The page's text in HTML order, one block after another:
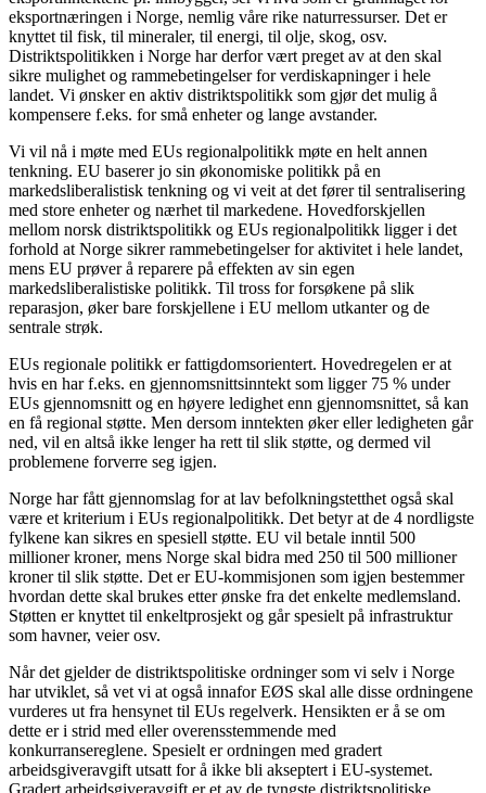
eksportnæringen i Norge, nemlig våre rike naturressurser. Det er
knyttet til fisk, til mineraler, til energi, til olje, skog, osv.
Distriktspolitikken i Norge har derfor vært preget av at den skal
sikre mulighet og rammebetingelser for verdiskapninger i hele
landet. Vi ønsker en aktiv distriktspolitikk som gjør det mulig å
kompensere f.eks. for små enheter og lange avstander.
Vi vil nå i møte med EUs regionalpolitikk møte en helt annen
tenkning. EU baserer jo sin økonomiske politikk på en
markedsliberalistisk tenkning og vi veit at det fører til sentralisering
med store enheter og nærhet til markedene. Hovedforskjellen
mellom norsk distriktspolitikk og EUs regionalpolitikk ligger i det
forhold at Norge sikrer rammebetingelser for aktivitet i hele landet,
mens EU prøver å reparere på effekten av sin egen
markedsliberalistiske politikk. Til tross for forsøkene på slik
reparasjon, øker bare forskjellene i EU mellom utkanter og de
sentrale strøk.
EUs regionale politikk er fattigdomsorientert. Hovedregelen er at
hvis en har f.eks. en gjennomsnittsinntekt som ligger 75 % under
EUs gjennomsnitt og en høyere ledighet enn gjennomsnittet, så kan
en få regional støtte. Men dersom inntekten øker eller ledigheten går
ned, vil en altså ikke lenger ha rett til slik støtte, og dermed vil
problemene forverre seg igjen.
Norge har fått gjennomslag for at lav befolkningstetthet også skal
være et kriterium i EUs regionalpolitikk. Det betyr at de 4 nordligste
fylkene kan sikres en spesiell støtte. EU vil betale inntil 500
millioner kroner, mens Norge skal bidra med 250 til 500 millioner
kroner til slik støtte. Det er EU-kommisjonen som igjen bestemmer
hvordan dette skal brukes etter ønske fra det enkelte medlemsland.
Støtten er knyttet til enkeltprosjekt og går spesielt på infrastruktur
som havner, veier osv.
Når det gjelder de distriktspolitiske ordninger som vi selv i Norge
har utviklet, så vet vi at også innafor EØS skal alle disse ordningene
vurderes ut fra hensynet til EUs regelverk. Hensikten er å se om
dette er i strid med eller overensstemmende med
konkurransereglene. Spesielt er ordningen med gradert
arbeidsgiveravgift utsatt for å ikke bli akseptert i EU-systemet.